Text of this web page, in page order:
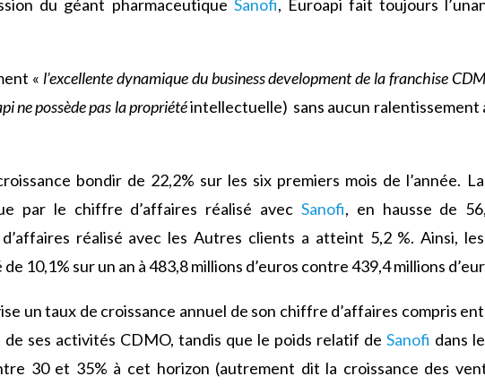
du géant pharmaceutique Sanofi, Euroapi fait toujours
« l’excellente dynamique du business development de la franchise
ne possède pas la propriétéintellectuelle) sans aucun ralentissement
bondir de 22,2% sur les six premiers mois de l’année.
par le chiffre d’affaires réalisé avec Sanofi, en hausse de
réalisé avec les Autres clients a atteint 5,2 %. Ainsi,
10,1% sur un an à 483,8 millions d’euros contre 439,4 millions
un taux de croissance annuel de son chiffre d’affaires compris
ses activités CDMO, tandis que le poids relatif de Sanofi dans
30 et 35% à cet horizon (autrement dit la croissance des